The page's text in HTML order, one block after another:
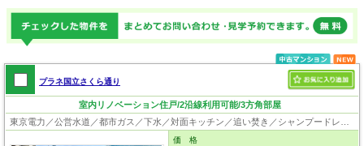
プラネ国立さくら通り
室内リノベーション住戸/2沿線利用可能/3方角部屋
価 格